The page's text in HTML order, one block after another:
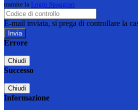
tramite la Login Spaggiari
E-mail inviata, si prega di controllare la
Errore
Chiudi
Successo
Chiudi
Informazione